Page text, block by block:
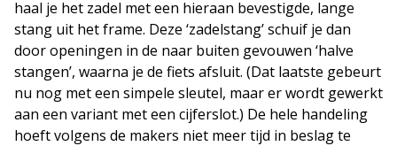
haal je het zadel met een hieraan bevestigde, lange
stang uit het frame. Deze ‘zadelstang’ schuif je dan
door openingen in de naar buiten gevouwen ‘halve
stangen’, waarna je de fiets afsluit. (Dat laatste gebeurt
nu nog met een simpele sleutel, maar er wordt gewerkt
aan een variant met een cijferslot.) De hele handeling
hoeft volgens de makers niet meer tijd in beslag te